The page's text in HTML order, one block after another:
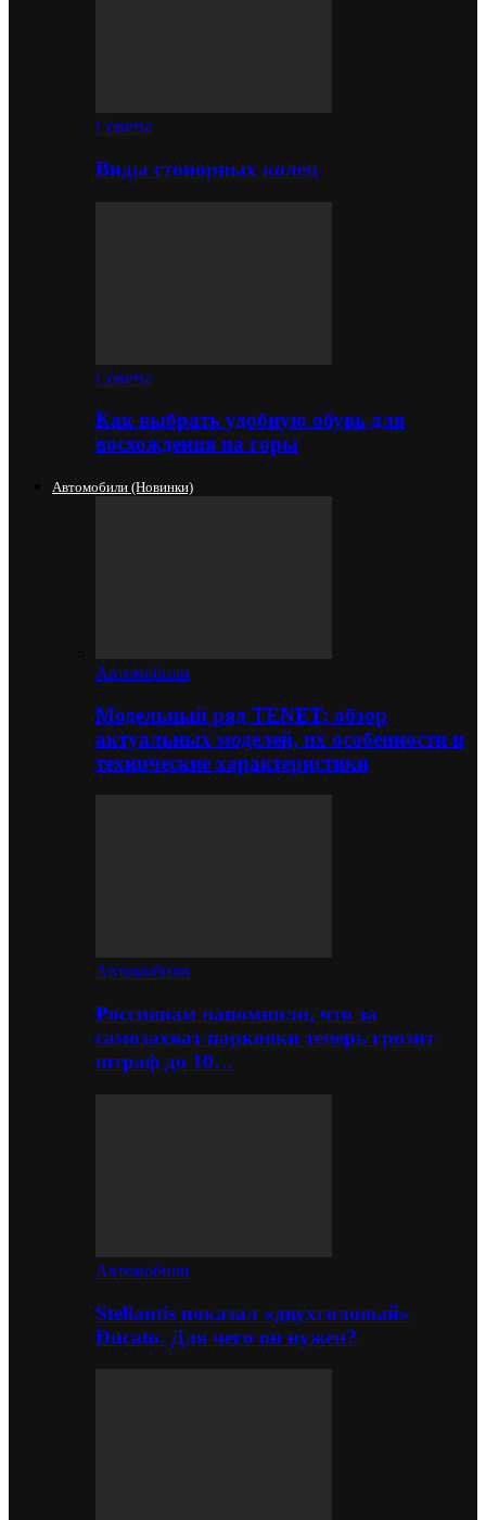
Советы
Виды стопорных колец
Советы
Как выбрать удобную обувь для
восхождения на горы
Автомобили (новинки)
Автомобили
Модельный ряд TENET: обзор
актуальных моделей, их особенности и
технические характеристики
Автомобили
Россиянам напомнили, что за
самозахват парковки теперь грозит
штраф до 10…
Автомобили
Stellantis показал «двухголовый»
Ducato. Для чего он нужен?